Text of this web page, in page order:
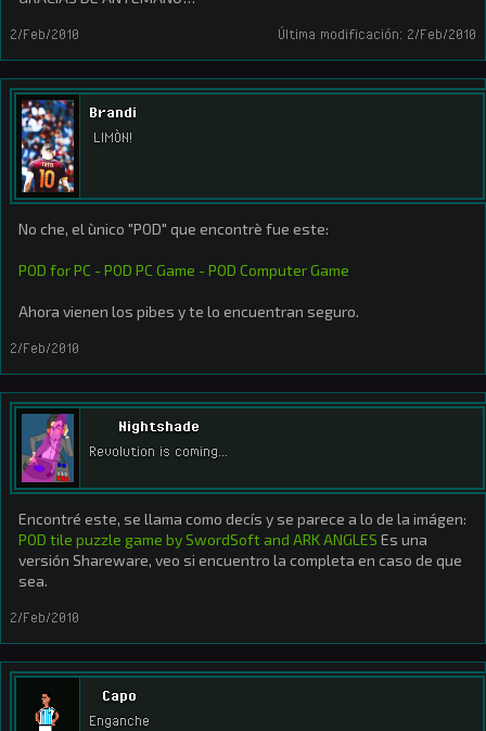
Última modificación: 2/Feb/2010
2/Feb/2010
Brandi
LIMÒN!
No che, el ùnico "POD" que encontrè fue este:
POD for PC - POD PC Game - POD Computer Game
Ahora vienen los pibes y te lo encuentran seguro.
2/Feb/2010
Nightshade
Revolution is coming...
Encontré este, se llama como decís y se parece a lo de la imágen:
POD tile puzzle game by SwordSoft and ARK ANGLES Es una
versión Shareware, veo si encuentro la completa en caso de que
sea.
2/Feb/2010
Capo
Enganche